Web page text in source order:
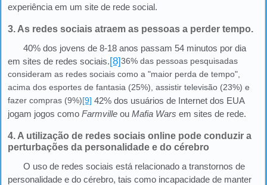
experiência em um site de rede social.
3. As redes sociais atraem as pessoas a perder tempo.
40% dos jovens de 8-18 anos passam 54 minutos por dia
em sites de redes sociais.[8]36% das pessoas pesquisadas
consideram as redes sociais como a "maior perda de tempo",
acima dos esportes de fantasia (25%), assistir televisão (23%) e
fazer compras (9%)[9] 42% dos usuários de Internet dos EUA
jogam jogos como Farmville ou Mafia Wars em sites de rede.
4. A utilização de redes sociais online pode conduzir a
perturbações da personalidade e do cérebro
O uso de redes sociais está relacionado a transtornos de
personalidade e do cérebro, tais como incapacidade de manter